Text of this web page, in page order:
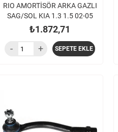
RIO AMORTİSÖR ARKA GAZLI
SAG/SOL KIA 1.3 1.5 02-05
₺1.872,71
SEPETE EKLE